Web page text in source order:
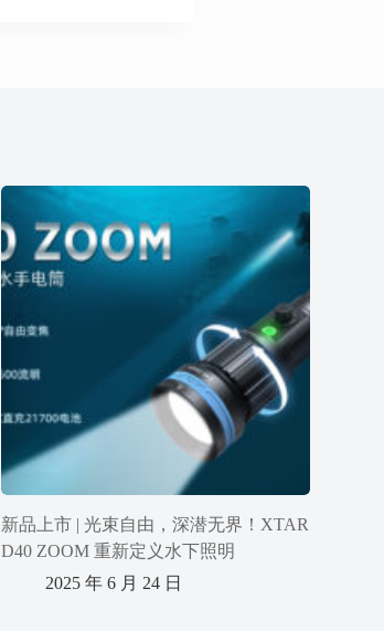
新品上市 | 光束自由，深潜无界！XTAR
D40 ZOOM 重新定义水下照明
2025 年 6 月 24 日